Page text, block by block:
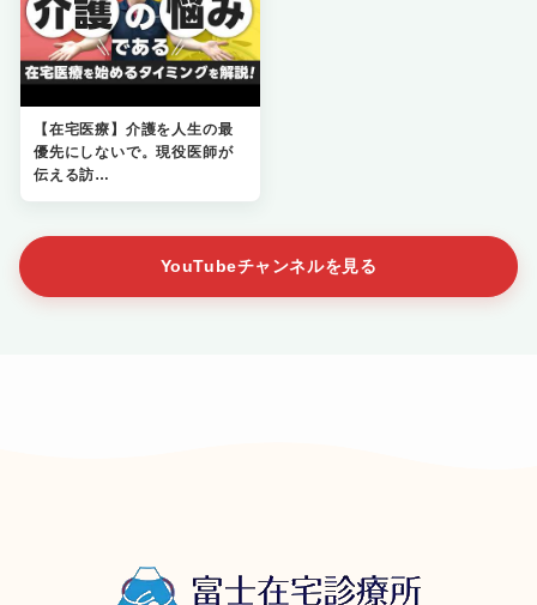
【在宅医療】介護を人生の最
優先にしないで。現役医師が
伝える訪…
YouTubeチャンネルを見る